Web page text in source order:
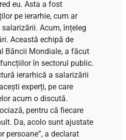
eu. Asta a fost
pe ierarhie, cum ar
Acum, înțeleg
Această echipă de
Băncii Mondiale, a făcut
în sectorul public.
ierarhică a salarizării
experți, pe care
acum o discută.
pentru că fiecare
Da, acolo sunt ajustate
persoane”, a declarat